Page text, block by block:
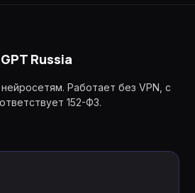
Russia
Работает без VPN, с
152-ФЗ.